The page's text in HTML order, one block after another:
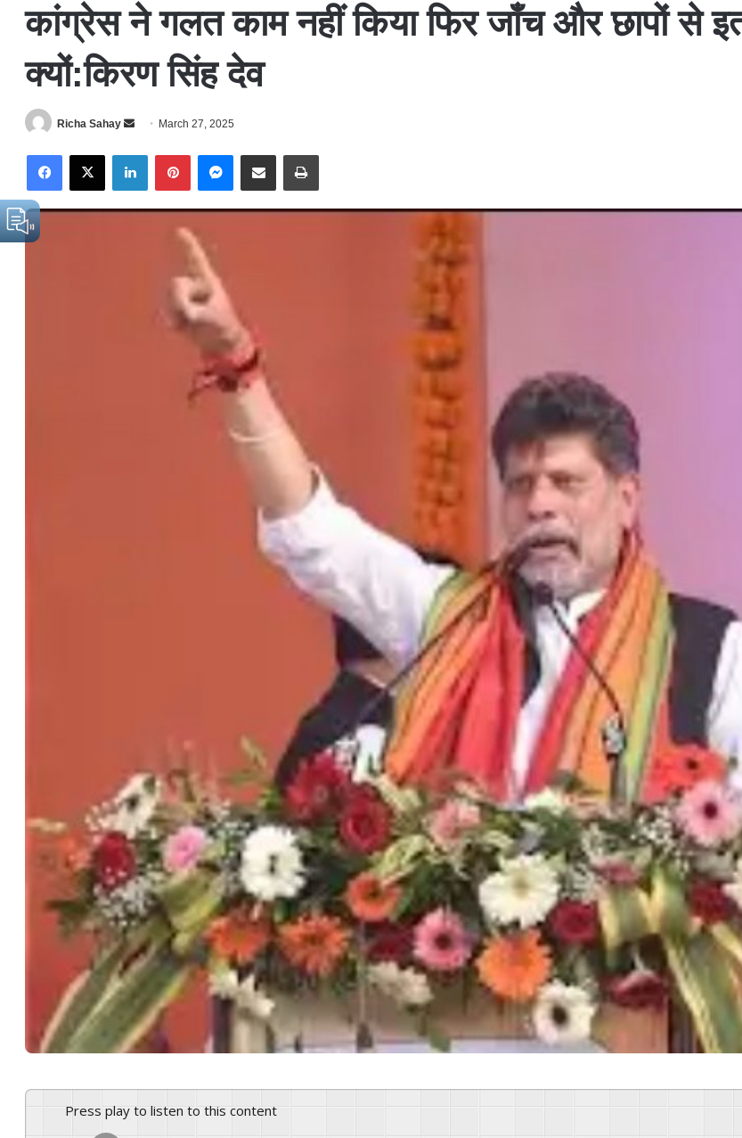
कांग्रेस ने गलत काम नहीं किया फिर जाँच और छापों से
क्यों:किरण सिंह देव
Richa Sahay
d
a
March 27, 2025
X
Press play to listen to this content